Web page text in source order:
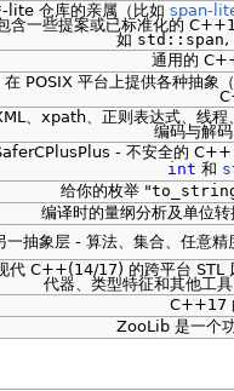
lite 仓库的亲属（比如 span-
含一些提案或已标准化的
如 std::span,
通用的
在 POSIX 平台上提供各种抽象
、xpath、正则表达式、线程
编码与解
- 不安全的 C++
int 和
给你的枚举 "
编译时的量纲分析及单位
一抽象层 - 算法、集合、任意
代 C++(14/17) 的跨平台 STL
代器、类型特征和其他工
C++17
ZooLib 是一个